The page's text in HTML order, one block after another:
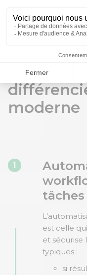
2
moderne
1
est celle
et sécurise
typiques :
si